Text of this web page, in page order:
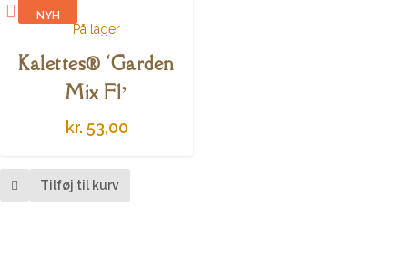
NYH
På lager
Kalettes® ‘Garden
Mix F1’
kr. 53,00
Tilføj til kurv